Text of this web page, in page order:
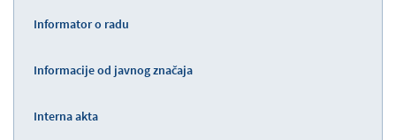
Informator o radu
Informacije od javnog značaja
Interna akta